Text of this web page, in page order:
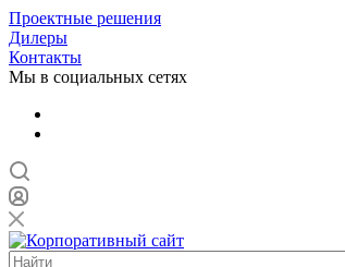
Проектные решения
Дилеры
Контакты
Мы в социальных сетях